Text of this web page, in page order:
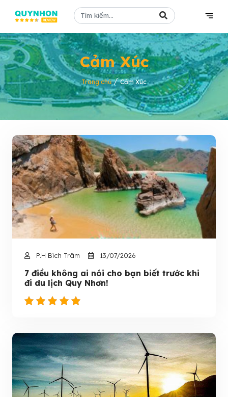
Cảm Xúc
Trang chủ/Cảm Xúc
P.H Bích Trâm 13/07/2026
7 điều không ai nói cho bạn biết trước khi
đi du lịch Quy Nhơn!